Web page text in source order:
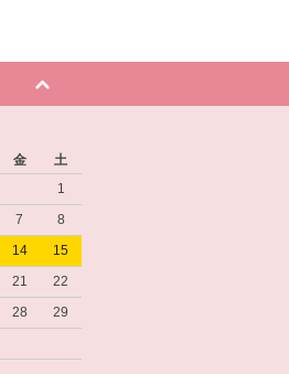
金
土
1
7
8
14
15
21
22
28
29